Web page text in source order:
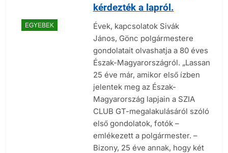
EGYEBEK
kérdezték a lapról.
Évek, kapcsolatok Sivák
János, Gönc polgármestere
gondolatait olvashatja a 80 éves
Észak-Magyarországról. „Lassan
25 éve már, amikor első ízben
jelentek meg az Észak-
Magyarország lapjain a SZIA
CLUB GT-megalakulásáról szóló
első gondolatok, fotók –
emlékezett a polgármester. –
Bizony, 25 éve annak, hogy két